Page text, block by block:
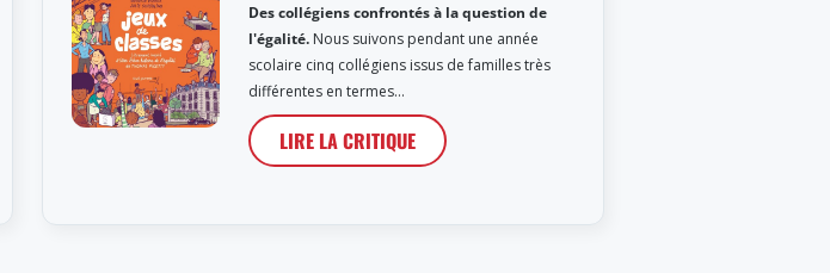
Des collégiens confrontés à la question de
l'égalité. Nous suivons pendant une année
scolaire cinq collégiens issus de familles très
différentes en termes…
LIRE LA CRITIQUE